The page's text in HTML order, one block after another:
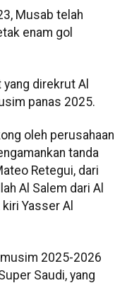
Musab telah
enam gol
direkrut Al
panas 2025.
oleh perusahaan
tanda
Retegui, dari
Al Salem dari Al
Yasser Al
2025-2026
Saudi, yang